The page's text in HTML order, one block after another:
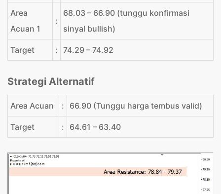
Area
Acuan 1
:
68.03 – 66.90 (tunggu konfirmasi
sinyal bullish)
Target : 74.29 – 74.92
Strategi Alternatif
Area Acuan : 66.90 (Tunggu harga tembus valid)
Target : 64.61 – 63.40